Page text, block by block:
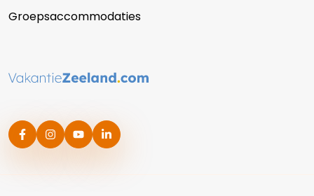
Groepsaccommodaties